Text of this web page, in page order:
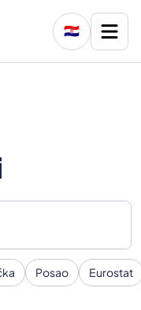
🇭🇷
Posao Eurostat